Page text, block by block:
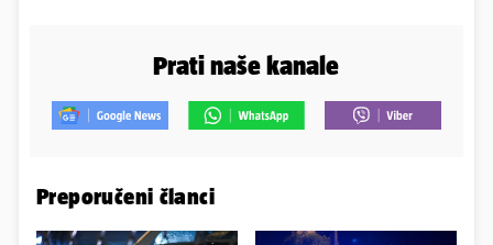
Prati naše kanale
Preporučeni članci